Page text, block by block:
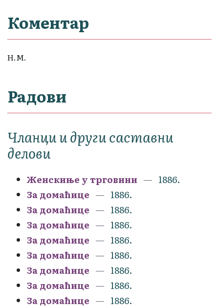
Коментар
Н.М.
Радови
Чланци и други саставни
делови
Женскиње у трговини
1886.
За домаћице
1886.
За домаћице
1886.
За домаћице
1886.
За домаћице
1886.
За домаћице
1886.
За домаћице
1886.
За домаћице
1886.
За домаћице
1886.